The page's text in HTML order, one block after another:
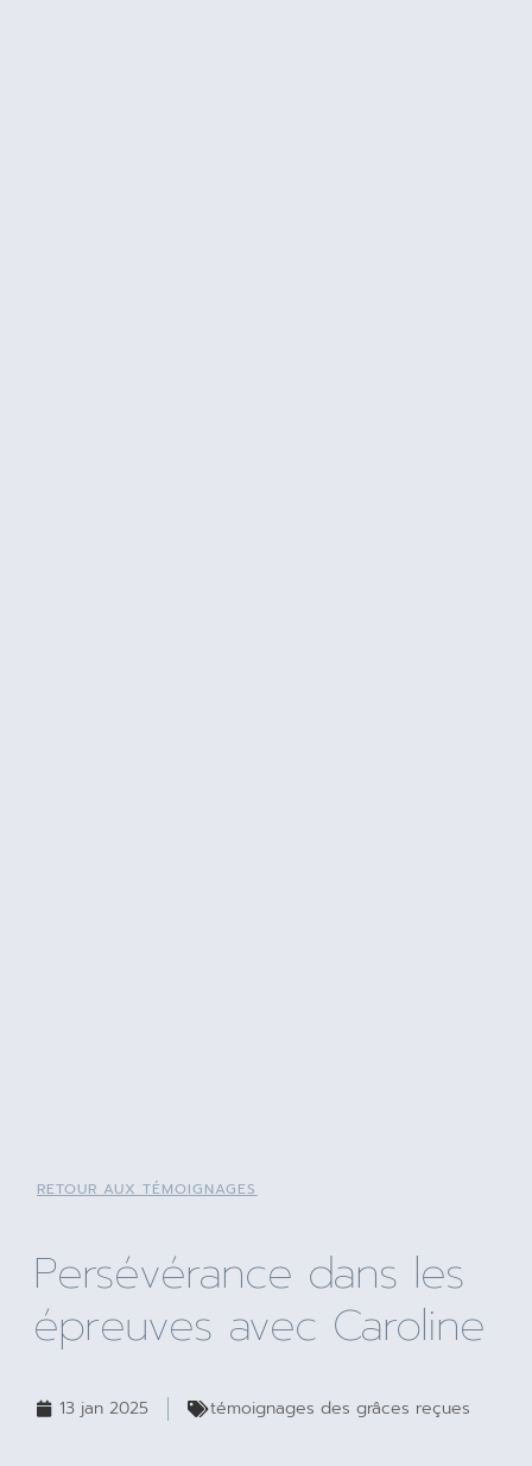
RETOUR AUX TÉMOIGNAGES
Persévérance dans les
épreuves avec Caroline
13 jan 2025 témoignages des grâces reçues